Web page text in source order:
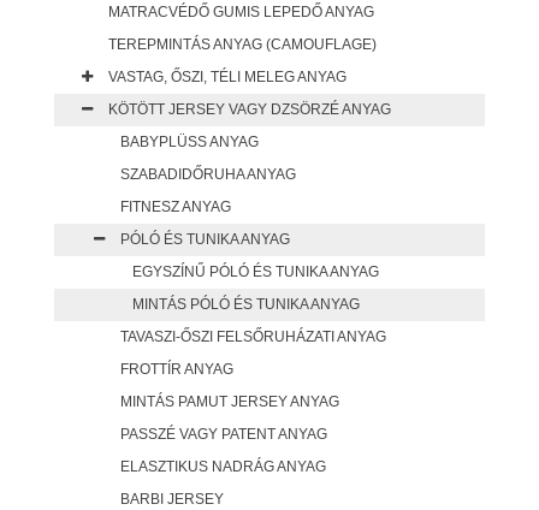
MATRACVÉDŐ GUMIS LEPEDŐ ANYAG
TEREPMINTÁS ANYAG (CAMOUFLAGE)
VASTAG, ŐSZI, TÉLI MELEG ANYAG
KÖTÖTT JERSEY VAGY DZSÖRZÉ ANYAG
BABYPLÜSS ANYAG
SZABADIDŐRUHA ANYAG
FITNESZ ANYAG
PÓLÓ ÉS TUNIKA ANYAG
EGYSZÍNŰ PÓLÓ ÉS TUNIKA ANYAG
MINTÁS PÓLÓ ÉS TUNIKA ANYAG
TAVASZI-ŐSZI FELSŐRUHÁZATI ANYAG
FROTTÍR ANYAG
MINTÁS PAMUT JERSEY ANYAG
PASSZÉ VAGY PATENT ANYAG
ELASZTIKUS NADRÁG ANYAG
BARBI JERSEY